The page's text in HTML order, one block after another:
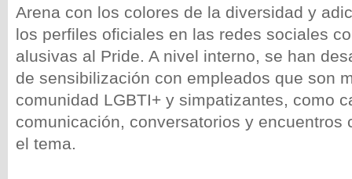
Arena con los colores de la diversidad y
los perfiles oficiales en las redes sociales
alusivas al Pride. A nivel interno, se han
de sensibilización con empleados que son
comunidad LGBTI+ y simpatizantes, como
comunicación, conversatorios y encuentros
el tema.